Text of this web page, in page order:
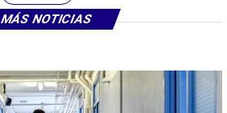
MÁS NOTICIAS